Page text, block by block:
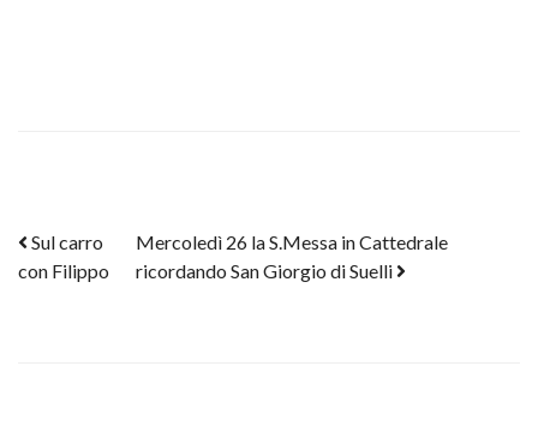
Post navigation
Sul carro
con Filippo
Mercoledì 26 la S.Messa in Cattedrale
ricordando San Giorgio di Suelli